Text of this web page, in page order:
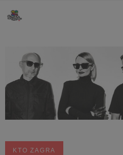
KTO ZAGRA